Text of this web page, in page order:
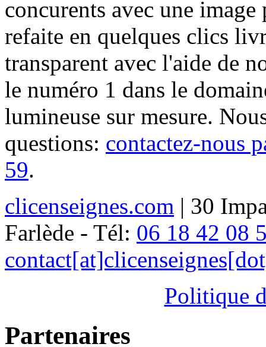
concurents avec une
refaite en quelques clics
transparent avec l'aide de
le numéro 1 dans le
lumineuse sur mesure.
questions: contactez-nous
59.
clicenseignes.com | 30
Farlède - Tél: 06 18 42 08
Politique
Partenaires